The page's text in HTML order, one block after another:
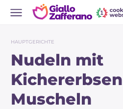
HAUPTGERICHTE
Nudeln mit
Muscheln